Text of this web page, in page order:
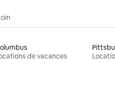
de vacances